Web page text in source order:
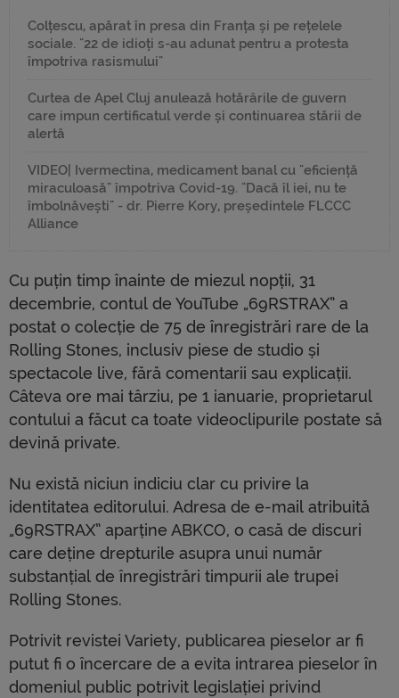
Colțescu, apărat în presa din Franța și pe rețelele
sociale. "22 de idioți s-au adunat pentru a protesta
împotriva rasismului"
Curtea de Apel Cluj anulează hotărârile de guvern
care impun certificatul verde și continuarea stării de
alertă
VIDEO| Ivermectina, medicament banal cu "eficiență
miraculoasă" împotriva Covid-19. "Dacă îl iei, nu te
îmbolnăvești" - dr. Pierre Kory, președintele FLCCC
Alliance
Cu puțin timp înainte de miezul nopții, 31
decembrie, contul de YouTube „69RSTRAX” a
postat o colecție de 75 de înregistrări rare de la
Rolling Stones, inclusiv piese de studio și
spectacole live, fără comentarii sau explicații.
Câteva ore mai târziu, pe 1 ianuarie, proprietarul
contului a făcut ca toate videoclipurile postate să
devină private.
Nu există niciun indiciu clar cu privire la
identitatea editorului. Adresa de e-mail atribuită
„69RSTRAX” aparține ABKCO, o casă de discuri
care deține drepturile asupra unui număr
substanțial de înregistrări timpurii ale trupei
Rolling Stones.
Potrivit revistei Variety, publicarea pieselor ar fi
putut fi o încercare de a evita intrarea pieselor în
domeniul public potrivit legislației privind